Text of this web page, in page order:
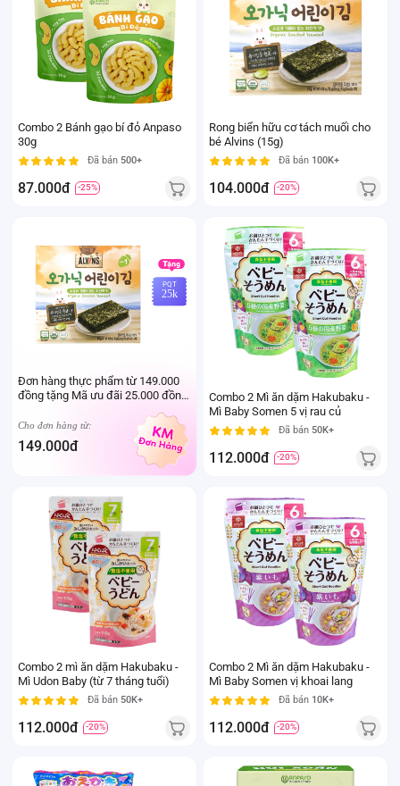
Combo 2 Bánh gạo bí đỏ Anpaso
30g
Đã bán 500+
87.000đ -25%
Rong biển hữu cơ tách muối cho
bé Alvins (15g)
Đã bán 100K+
104.000đ -20%
PQT
25k
Đơn hàng thực phẩm từ 149.000
đồng tặng Mã ưu đãi 25.000 đồng
mua sản phẩm Thực phẩm Ivenet
bất kỳ (Trừ sản phẩm sữa thay thể
sữa mẹ cho trẻ dưới 24 tháng tuổi)
Cho đơn hàng từ:
149.000đ
Combo 2 Mì ăn dặm Hakubaku -
Mì Baby Somen 5 vị rau củ
Đã bán 50K+
112.000đ -20%
Combo 2 mì ăn dặm Hakubaku -
Mì Udon Baby (từ 7 tháng tuổi)
Đã bán 50K+
112.000đ -20%
Combo 2 Mì ăn dặm Hakubaku -
Mì Baby Somen vị khoai lang
Đã bán 10K+
112.000đ -20%